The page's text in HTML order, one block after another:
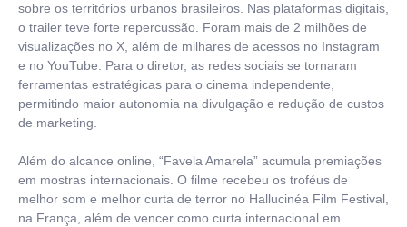
sobre os territórios urbanos brasileiros. Nas plataformas digitais,
o trailer teve forte repercussão. Foram mais de 2 milhões de
visualizações no X, além de milhares de acessos no Instagram
e no YouTube. Para o diretor, as redes sociais se tornaram
ferramentas estratégicas para o cinema independente,
permitindo maior autonomia na divulgação e redução de custos
de marketing.
Além do alcance online, “Favela Amarela” acumula premiações
em mostras internacionais. O filme recebeu os troféus de
melhor som e melhor curta de terror no Hallucinéa Film Festival,
na França, além de vencer como curta internacional em